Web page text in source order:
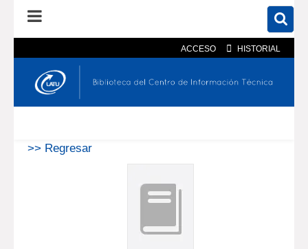
ACCESO HISTORIAL
En el catálogo En el sitio
>> Regresar